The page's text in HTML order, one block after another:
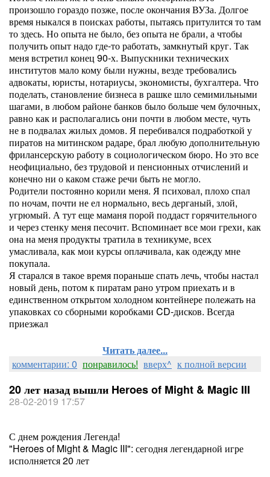
произошло гораздо позже, после окончания ВУЗа. Долгое
время ныкался в поисках работы, пытаясь притулится то там
то здесь. Но опыта не было, без опыта не брали, а чтобы
получить опыт надо где-то работать, замкнутый круг. Так
меня встретил конец 90-х. Выпускники технических
институтов мало кому были нужны, везде требовались
адвокаты, юристы, нотариусы, экономисты, бухгалтера. Что
поделать, становление бизнеса в рашке шло семимильными
шагами, в любом районе банков было больше чем булочных,
равно как и располагались они почти в любом месте, чуть
не в подвалах жилых домов. Я перебивался подработкой у
пиратов на митинском радаре, брал любую дополнительную
фрилансерскую работу в социологическом бюро. Но это все
неофициально, без трудовой и пенсионных отчислений и
конечно ни о каком стаже речи быть не могло.
Родители постоянно корили меня. Я психовал, плохо спал
по ночам, почти не ел нормально, весь дерганый, злой,
угрюмый. А тут еще маманя порой поддаст горячительного
и через стенку меня песочит. Вспоминает все мои грехи, как
она на меня продукты тратила в техникуме, всех
умасливала, как мои курсы оплачивала, как одежду мне
покупала.
Я старался в такое время пораньше спать лечь, чтобы настал
новый день, потом к пиратам рано утром приехать и в
единственном открытом холодном контейнере полежать на
упаковках со сборными коробками CD-дисков. Всегда
приезжал
Читать далее...
комментарии: 0 понравилось! вверх^ к полной версии
20 лет назад вышли Heroes of Might & Magic III
28-02-2019 17:57
С днем рождения Легенда!
"Heroes of Might & Magic III": сегодня легендарной игре
исполняется 20 лет